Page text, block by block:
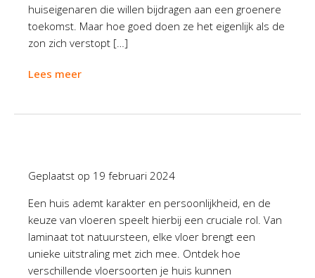
huiseigenaren die willen bijdragen aan een groenere
toekomst. Maar hoe goed doen ze het eigenlijk als de
zon zich verstopt […]
Lees meer
Geplaatst op 19 februari 2024
Een huis ademt karakter en persoonlijkheid, en de
keuze van vloeren speelt hierbij een cruciale rol. Van
laminaat tot natuursteen, elke vloer brengt een
unieke uitstraling met zich mee. Ontdek hoe
verschillende vloersoorten je huis kunnen